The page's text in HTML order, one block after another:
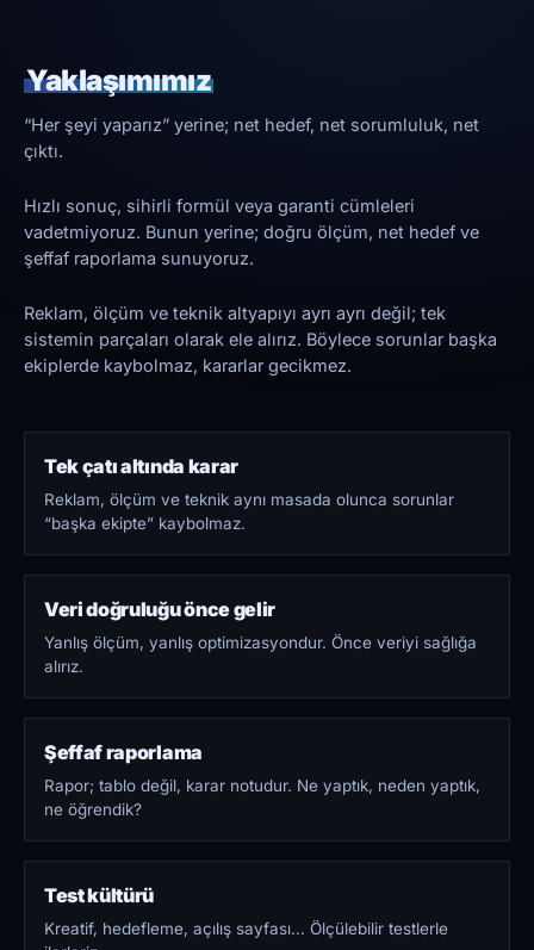
Yaklaşımımız
“Her şeyi yaparız” yerine; net hedef, net sorumluluk, net
çıktı.
Hızlı sonuç, sihirli formül veya garanti cümleleri
vadetmiyoruz. Bunun yerine; doğru ölçüm, net hedef ve
şeffaf raporlama sunuyoruz.
Reklam, ölçüm ve teknik altyapıyı ayrı ayrı değil; tek
sistemin parçaları olarak ele alırız. Böylece sorunlar başka
ekiplerde kaybolmaz, kararlar gecikmez.
Tek çatı altında karar
Reklam, ölçüm ve teknik aynı masada olunca sorunlar
“başka ekipte” kaybolmaz.
Veri doğruluğu önce gelir
Yanlış ölçüm, yanlış optimizasyondur. Önce veriyi sağlığa
alırız.
Şeffaf raporlama
Rapor; tablo değil, karar notudur. Ne yaptık, neden yaptık,
ne öğrendik?
Test kültürü
Kreatif, hedefleme, açılış sayfası… Ölçülebilir testlerle